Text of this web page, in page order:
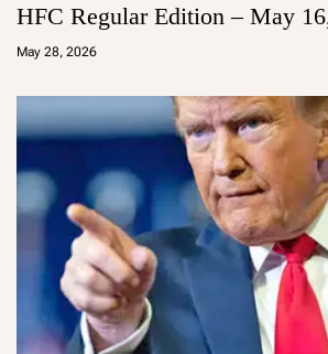
HFC Regular Edition – May
May 28, 2026
a